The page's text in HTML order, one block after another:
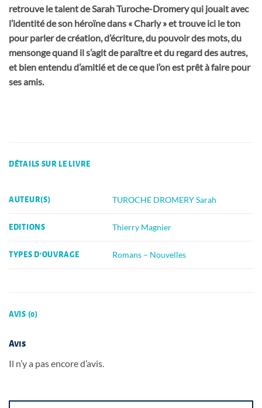
retrouve le talent de Sarah Turoche-Dromery qui jouait avec
l’identité de son héroïne dans « Charly » et trouve ici le ton
pour parler de création, d’écriture, du pouvoir des mots, du
mensonge quand il s’agit de paraître et du regard des autres,
et bien entendu d’amitié et de ce que l’on est prêt à faire pour
ses amis.
DÉTAILS SUR LE LIVRE
AUTEUR(S) TUROCHE DROMERY Sarah
EDITIONS Thierry Magnier
TYPES D'OUVRAGE Romans – Nouvelles
AVIS (0)
Avis
Il n’y a pas encore d’avis.